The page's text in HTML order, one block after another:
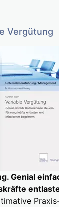
Vergütung
Genial